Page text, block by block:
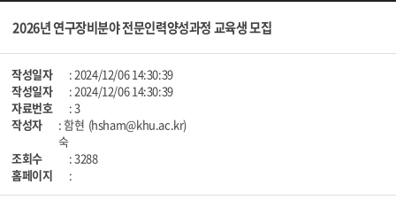
2026년 연구장비분야 전문인력양성과정 교육생 모집
작성일자
: 2024/12/06 14:30:39
작성일자
: 2024/12/06 14:30:39
자료번호
: 3
작성자
: 함현
숙
(hsham@khu.ac.kr)
조회수
: 3288
홈페이지
: